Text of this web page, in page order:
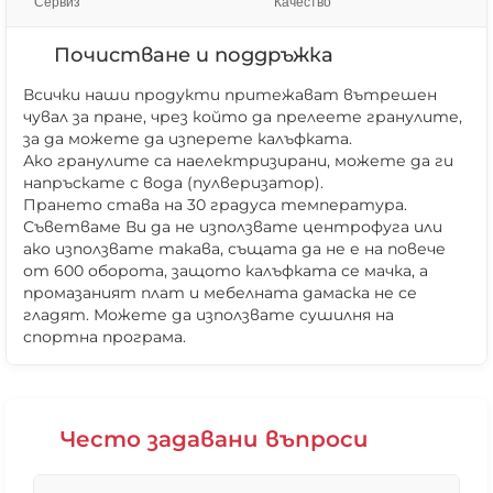
Почистване и поддръжка
Всички наши продукти притежават вътрешен
чувал за пране, чрез който да прелеете гранулите,
за да можете да изперете калъфката.
Ако гранулите са наелектризирани, можете да ги
напръскате с вода (пулверизатор).
Прането става на 30 градуса температура.
Съветваме Ви да не използвате центрофуга или
ако използвате такава, същата да не е на повече
от 600 оборота, защото калъфката се мачка, а
промазаният плат и мебелната дамаска не се
гладят. Можете да използвате сушилня на
спортна програма.
Често задавани въпроси
❌ Няма да виждаш персонални оферти
❌ Няма да получиш специални отстъпки